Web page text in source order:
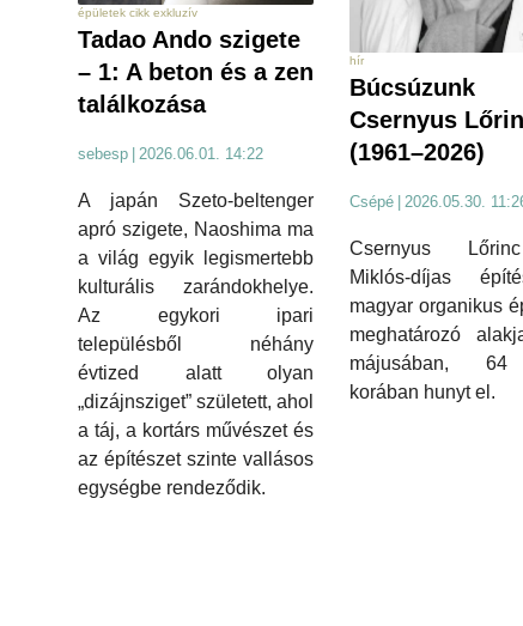
épületek cikk exkluzív
Tadao Ando szigete
– 1: A beton és a zen
találkozása
sebesp 2026.06.01. 14:22
A japán Szeto-beltenger
apró szigete, Naoshima ma
a világ egyik legismertebb
kulturális zarándokhelye.
Az egykori ipari
településből néhány
évtized alatt olyan
„dizájnsziget” született, ahol
a táj, a kortárs művészet és
az építészet szinte vallásos
egységbe rendeződik.
hír
Búcsúzunk
Csernyus
(1961–2026)
Csépé 2026.05.30.
Csernyus
Miklós-díjas
magyar organikus
meghatározó
májusában,
korában hunyt el.